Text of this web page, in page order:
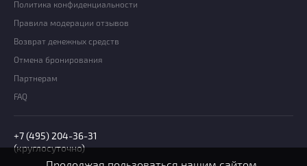
Политика конфиденциальности
Правила модерации отзывов
Возврат денежных средств
Отмена бронирования
Партнерам
FAQ
+7 (495) 204-36-31
(круглосуточно)